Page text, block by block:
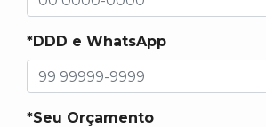
*DDD e WhatsApp
*Seu Orçamento